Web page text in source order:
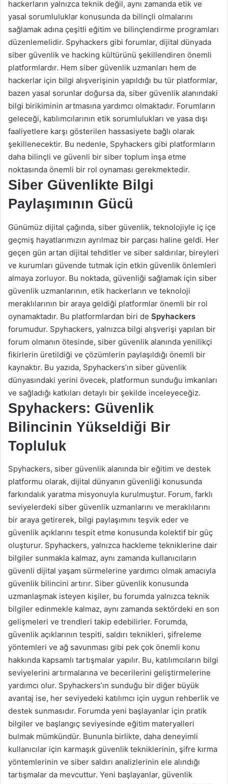
hackerların yalnızca teknik değil, aynı zamanda etik ve
yasal sorumluluklar konusunda da bilinçli olmalarını
sağlamak adına çeşitli eğitim ve bilinçlendirme programları
düzenlemelidir. Spyhackers gibi forumlar, dijital dünyada
siber güvenlik ve hacking kültürünü şekillendiren önemli
platformlardır. Hem siber güvenlik uzmanları hem de
hackerlar için bilgi alışverişinin yapıldığı bu tür platformlar,
bazen yasal sorunlar doğursa da, siber güvenlik alanındaki
bilgi birikiminin artmasına yardımcı olmaktadır. Forumların
geleceği, katılımcılarının etik sorumlulukları ve yasa dışı
faaliyetlere karşı gösterilen hassasiyete bağlı olarak
şekillenecektir. Bu nedenle, Spyhackers gibi platformların
daha bilinçli ve güvenli bir siber toplum inşa etme
noktasında önemli bir rol oynaması gerekmektedir.
Siber Güvenlikte Bilgi
Paylaşımının Gücü
Günümüz dijital çağında, siber güvenlik, teknolojiyle iç içe
geçmiş hayatlarımızın ayrılmaz bir parçası haline geldi. Her
geçen gün artan dijital tehditler ve siber saldırılar, bireyleri
ve kurumları güvende tutmak için etkin güvenlik önlemleri
almaya zorluyor. Bu noktada, güvenliği sağlamak için siber
güvenlik uzmanlarının, etik hackerların ve teknoloji
meraklılarının bir araya geldiği platformlar önemli bir rol
oynamaktadır. Bu platformlardan biri de Spyhackers
forumudur. Spyhackers, yalnızca bilgi alışverişi yapılan bir
forum olmanın ötesinde, siber güvenlik alanında yenilikçi
fikirlerin üretildiği ve çözümlerin paylaşıldığı önemli bir
kaynaktır. Bu yazıda, Spyhackers’ın siber güvenlik
dünyasındaki yerini övecek, platformun sunduğu imkanları
ve sağladığı katkıları detaylı bir şekilde inceleyeceğiz.
Spyhackers: Güvenlik
Bilincinin Yükseldiği Bir
Topluluk
Spyhackers, siber güvenlik alanında bir eğitim ve destek
platformu olarak, dijital dünyanın güvenliği konusunda
farkındalık yaratma misyonuyla kurulmuştur. Forum, farklı
seviyelerdeki siber güvenlik uzmanlarını ve meraklılarını
bir araya getirerek, bilgi paylaşımını teşvik eder ve
güvenlik açıklarını tespit etme konusunda kolektif bir güç
oluşturur. Spyhackers, yalnızca hackleme tekniklerine dair
bilgiler sunmakla kalmaz, aynı zamanda kullanıcıların
güvenli dijital yaşam sürmelerine yardımcı olmak amacıyla
güvenlik bilincini artırır. Siber güvenlik konusunda
uzmanlaşmak isteyen kişiler, bu forumda yalnızca teknik
bilgiler edinmekle kalmaz, aynı zamanda sektördeki en son
gelişmeleri ve trendleri takip edebilirler. Forumda,
güvenlik açıklarının tespiti, saldırı teknikleri, şifreleme
yöntemleri ve ağ savunması gibi pek çok önemli konu
hakkında kapsamlı tartışmalar yapılır. Bu, katılımcıların bilgi
seviyelerini artırmalarına ve becerilerini geliştirmelerine
yardımcı olur. Spyhackers’ın sunduğu bir diğer büyük
avantaj ise, her seviyedeki katılımcı için uygun rehberlik ve
destek sunmasıdır. Forumda yeni başlayanlar için pratik
bilgiler ve başlangıç seviyesinde eğitim materyalleri
bulmak mümkündür. Bununla birlikte, daha deneyimli
kullanıcılar için karmaşık güvenlik tekniklerinin, şifre kırma
yöntemlerinin ve siber saldırı analizlerinin ele alındığı
tartışmalar da mevcuttur. Yeni başlayanlar, güvenlik